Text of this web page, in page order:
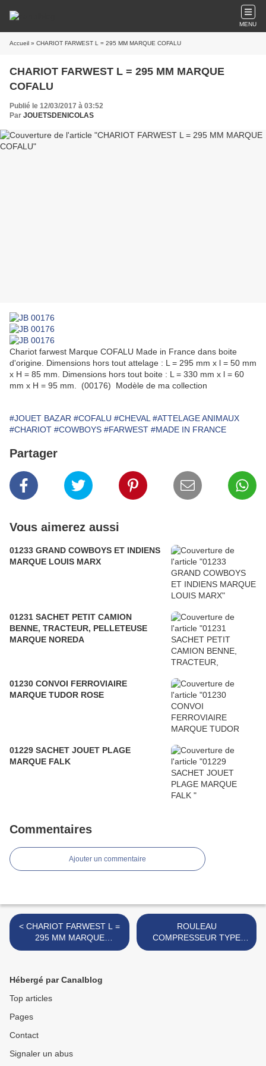
MENU
Accueil » CHARIOT FARWEST L = 295 MM MARQUE COFALU
CHARIOT FARWEST L = 295 MM MARQUE
COFALU
Publié le 12/03/2017 à 03:52
Par JOUETSDENICOLAS
Chariot farwest Marque COFALU Made in France dans boite
d'origine. Dimensions hors tout attelage : L = 295 mm x l = 50 mm
x H = 85 mm. Dimensions hors tout boite : L = 330 mm x l = 60
mm x H = 95 mm. (00176) Modèle de ma collection
#JOUET BAZAR #COFALU #CHEVAL #ATTELAGE ANIMAUX
#CHARIOT #COWBOYS #FARWEST #MADE IN FRANCE
Partager
Vous aimerez aussi
01233 GRAND COWBOYS ET INDIENS
MARQUE LOUIS MARX
01231 SACHET PETIT CAMION
BENNE, TRACTEUR, PELLETEUSE
MARQUE NOREDA
01230 CONVOI FERROVIAIRE
MARQUE TUDOR ROSE
01229 SACHET JOUET PLAGE
MARQUE FALK
Commentaires
Ajouter un commentaire
< CHARIOT FARWEST L =
295 MM MARQUE
INCONNUE
ROULEAU
COMPRESSEUR TYPE
RICHIER L = 115 MM
Hébergé par Canalblog
Top articles
Pages
Contact
Signaler un abus